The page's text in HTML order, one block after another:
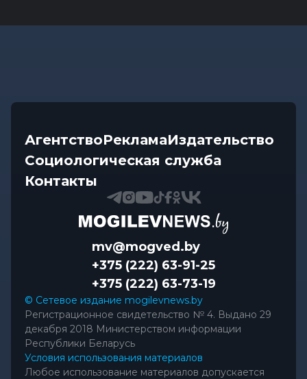
АгентствоРекламаИздательство
Социологическая служба
Контакты
mv@mogved.by
+375 (222) 63-91-25
+375 (222) 63-73-19
© Сетевое издание mogilevnews.by
Регистрационное свидетельство № 4. Выдано 29
декабря 2018 Министерством информации
Республики Беларусь
Условия использования материалов
Любое использование материалов допускается